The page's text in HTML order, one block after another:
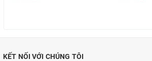
KẾT NỐI VỚI CHÚNG TÔI